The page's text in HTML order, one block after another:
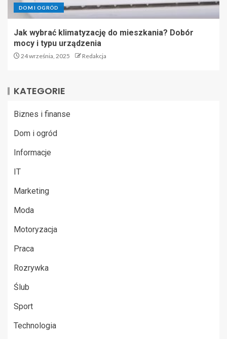
DOM I OGRÓD
Jak wybrać klimatyzację do mieszkania? Dobór
mocy i typu urządzenia
24 września, 2025 Redakcja
KATEGORIE
Biznes i finanse
Dom i ogród
Informacje
IT
Marketing
Moda
Motoryzacja
Praca
Rozrywka
Ślub
Sport
Technologia